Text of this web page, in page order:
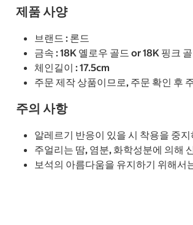
제품 사양
브랜드 : 론드
금속 : 18K 옐로우 골드 or 18K 핑크
체인길이 : 17.5cm
주문 제작 상품이므로, 주문 확인 후
주의 사항
알레르기 반응이 있을 시 착용을 중
주얼리는 땀, 염분, 화학성분에 의해
보석의 아름다움을 유지하기 위해서